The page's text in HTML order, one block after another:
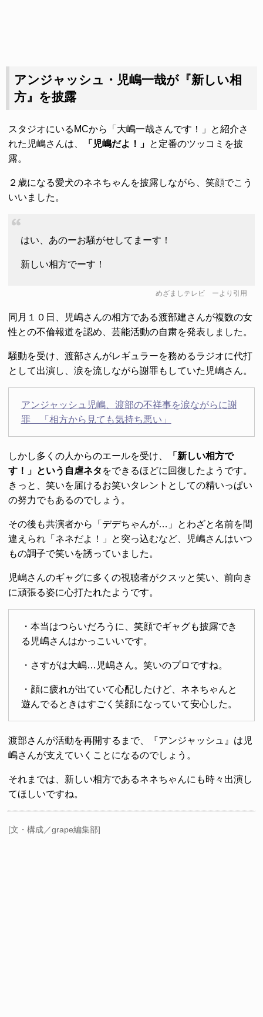
アンジャッシュ・児嶋一哉が『新しい相
方』を披露
スタジオにいるMCから「大嶋一哉さんです！」と紹介さ
れた児嶋さんは、
「児嶋だよ！」 と定番のツッコミを披
露。
２歳になる愛犬のネネちゃんを披露しながら、笑顔でこう
いいました。
はい、あのーお騒がせしてまーす！
新しい相方でーす！
めざましテレビーより引用
同月１０日、児嶋さんの相方である渡部建さんが複数の女
性との不倫報道を認め、芸能活動の自粛を発表しました。
騒動を受け、渡部さんがレギュラーを務めるラジオに代打
として出演し、涙を流しながら謝罪もしていた児嶋さん。
アンジャッシュ児嶋、渡部の不祥事を涙ながらに謝
罪 「相方から見ても気持ち悪い」
しかし多くの人からのエールを受け、
「新しい相方で
す！」という自虐ネタ をできるほどに回復したようです。
きっと、笑いを届けるお笑いタレントとしての精いっぱい
の努力でもあるのでしょう。
その後も共演者から「デデちゃんが…」とわざと名前を間
違えられ「ネネだよ！」と突っ込むなど、児嶋さんはいつ
もの調子で笑いを誘っていました。
児嶋さんのギャグに多くの視聴者がクスッと笑い、前向き
に頑張る姿に心打たれたようです。
・本当はつらいだろうに、笑顔でギャグも披露でき
る児嶋さんはかっこいいです。
・さすがは大嶋…児嶋さん。笑いのプロですね。
・顔に疲れが出ていて心配したけど、ネネちゃんと
遊んでるときはすごく笑顔になっていて安心した。
渡部さんが活動を再開するまで、『アンジャッシュ』は児
嶋さんが支えていくことになるのでしょう。
それまでは、新しい相方であるネネちゃんにも時々出演し
てほしいですね。
[文・構成／grape編集部]